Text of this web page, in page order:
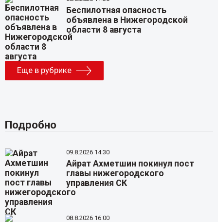
Беспилотная опасность
объявлена в Нижегородской
области 8 августа
Еще в рубрике
Подробно
09.8.2026 14:30
Айрат Ахметшин покинул пост
главы нижегородского
управления СК
08.8.2026 16:00